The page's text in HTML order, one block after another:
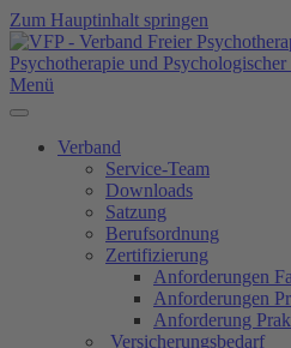
Zum Hauptinhalt springen
Menü
Verband
Service-Team
Downloads
Satzung
Berufsordnung
Zertifizierung
Anforderungen
Anforderungen
Anforderung
Versicherungsbedarf